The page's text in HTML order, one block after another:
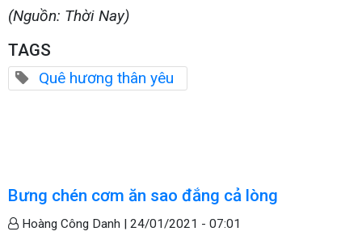
(Nguồn: Thời Nay)
TAGS
Quê hương thân yêu
Bưng chén cơm ăn sao đắng cả lòng
Hoàng Công Danh | 24/01/2021 - 07:01